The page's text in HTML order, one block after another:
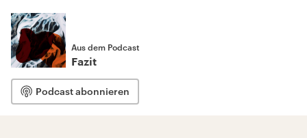
Aus dem Podcast
Fazit
Podcast abonnieren